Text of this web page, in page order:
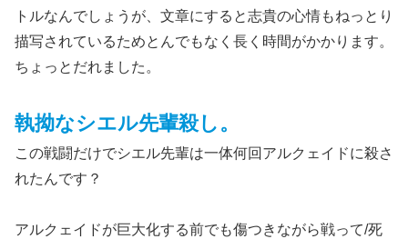
トルなんでしょうが、文章にすると志貴の心情もねっとり
描写されているためとんでもなく長く時間がかかります。
ちょっとだれました。
執拗なシエル先輩殺し。
この戦闘だけでシエル先輩は一体何回アルクェイドに殺さ
れたんです？
アルクェイドが巨大化する前でも傷つきながら戦って/死